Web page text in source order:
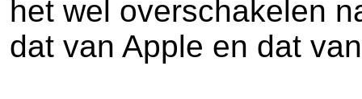
het wel overschakelen
dat van Apple en dat